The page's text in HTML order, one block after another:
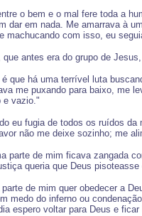
o bem e o mal fere toda a
dar em nada. Me amarrava à
machucando com isso, eu
que antes era do grupo de
é que há uma terrível luta
me puxando para baixo, me
e vazio."
eu fugia de todos os ruídos
não me deixe sozinho; me
parte de mim ficava zangada
queria que Deus
de mim quer obedecer a
medo do inferno ou
espero voltar para Deus e ficar